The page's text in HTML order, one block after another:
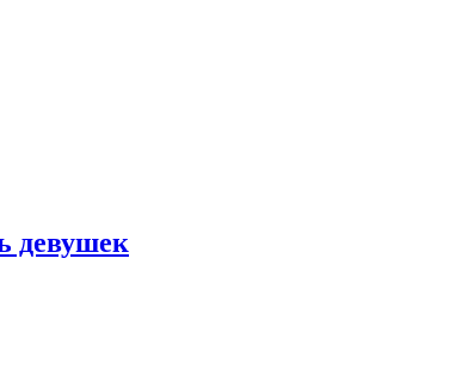
девушек